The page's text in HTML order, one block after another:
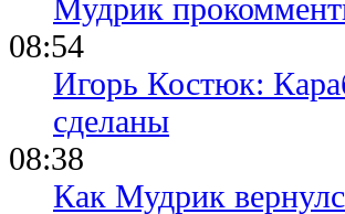
Мудрик
08:54
Игорь Костюк:
сделаны
08:38
Как Мудрик